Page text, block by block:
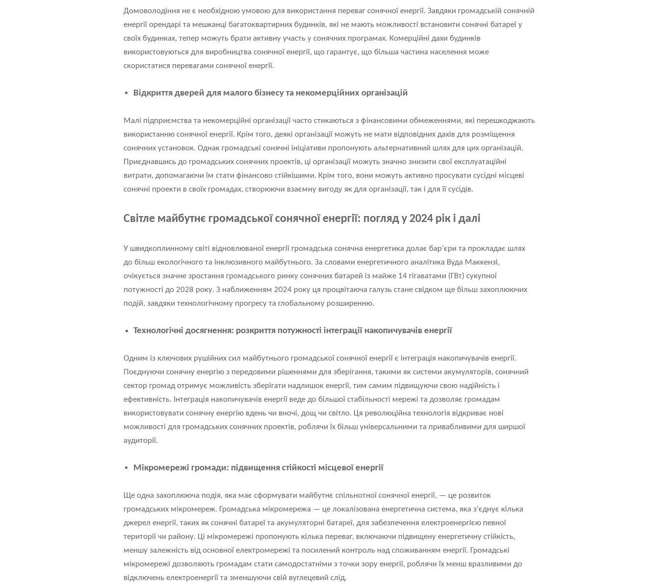
Домоволодіння не є необхідною умовою для використання переваг сонячної енергії. Завдяки громадській сонячній
енергії орендарі та мешканці багатоквартирних будинків, які не мають можливості встановити сонячні батареї у
своїх будинках, тепер можуть брати активну участь у сонячних програмах. Комерційні дахи будинків
використовуються для виробництва сонячної енергії, що гарантує, що більша частина населення може
скористатися перевагами сонячної енергії.
Відкриття дверей для малого бізнесу та некомерційних організацій
Малі підприємства та некомерційні організації часто стикаються з фінансовими обмеженнями, які перешкоджають
використанню сонячної енергії. Крім того, деякі організації можуть не мати відповідних дахів для розміщення
сонячних установок. Однак громадські сонячні ініціативи пропонують альтернативний шлях для цих організацій.
Приєднавшись до громадських сонячних проектів, ці організації можуть значно знизити свої експлуатаційні
витрати, допомагаючи їм стати фінансово стійкішими. Крім того, вони можуть активно просувати сусідні місцеві
сонячні проекти в своїх громадах, створюючи взаємну вигоду як для організації, так і для її сусідів.
Світле майбутнє громадської сонячної енергії: погляд у 2024 рік і далі
У швидкоплинному світі відновлюваної енергії громадська сонячна енергетика долає бар’єри та прокладає шлях
до більш екологічного та інклюзивного майбутнього. За словами енергетичного аналітика Вуда Маккензі,
очікується значне зростання громадського ринку сонячних батарей із майже 14 гігаватами (ГВт) сукупної
потужності до 2028 року. З наближенням 2024 року ця процвітаюча галузь стане свідком ще більш захоплюючих
подій, завдяки технологічному прогресу та глобальному розширенню.
Технологічні досягнення: розкриття потужності інтеграції накопичувачів енергії
Одним із ключових рушійних сил майбутнього громадської сонячної енергії є інтеграція накопичувачів енергії.
Поєднуючи сонячну енергію з передовими рішеннями для зберігання, такими як системи акумуляторів, сонячний
сектор громад отримує можливість зберігати надлишок енергії, тим самим підвищуючи свою надійність і
ефективність. Інтеграція накопичувачів енергії веде до більшої стабільності мережі та дозволяє громадам
використовувати сонячну енергію вдень чи вночі, дощ чи світло. Ця революційна технологія відкриває нові
можливості для громадських сонячних проектів, роблячи їх більш універсальними та привабливими для ширшої
аудиторії.
Мікромережі громади: підвищення стійкості місцевої енергії
Ще одна захоплююча подія, яка має сформувати майбутнє спільнотної сонячної енергії, — це розвиток
громадських мікромереж. Громадська мікромережа — це локалізована енергетична система, яка з’єднує кілька
джерел енергії, таких як сонячні батареї та акумуляторні батареї, для забезпечення електроенергією певної
території чи району. Ці мікромережі пропонують кілька переваг, включаючи підвищену енергетичну стійкість,
меншу залежність від основної електромережі та посилений контроль над споживанням енергії. Громадські
мікромережі дозволяють громадам стати самодостатніми з точки зору енергії, роблячи їх менш вразливими до
відключень електроенергії та зменшуючи свій вуглецевий слід.